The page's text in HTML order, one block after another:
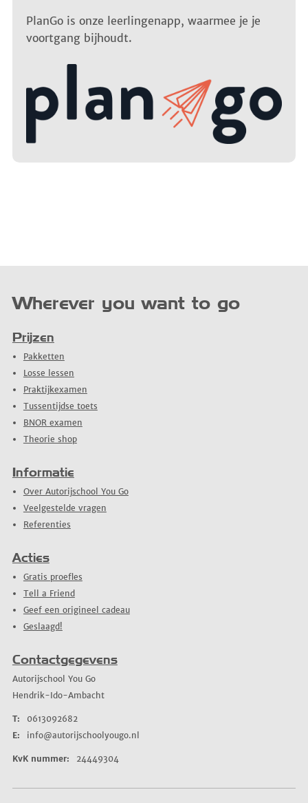
PlanGo is onze leerlingenapp, waarmee je je
voortgang bijhoudt.
Wherever you want to go
Prijzen
Pakketten
Losse lessen
Praktijkexamen
Tussentijdse toets
BNOR examen
Theorie shop
Informatie
Over Autorijschool You Go
Veelgestelde vragen
Referenties
Acties
Gratis proefles
Tell a Friend
Geef een origineel cadeau
Geslaagd!
Contactgegevens
Autorijschool You Go
Hendrik-Ido-Ambacht
T:
0613092682
E:
info@autorijschoolyougo.nl
KvK nummer: 24449304